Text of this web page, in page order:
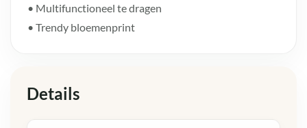
• Multifunctioneel te dragen
• Trendy bloemenprint
Details